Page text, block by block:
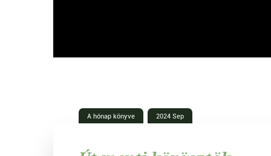
A hónap könyve 2024 Sep